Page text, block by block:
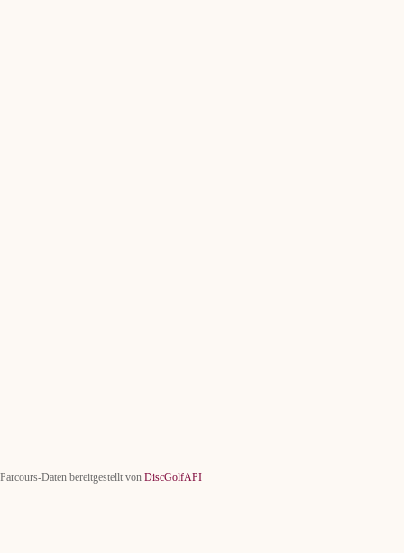
Parcours-Daten bereitgestellt von DiscGolfAPI